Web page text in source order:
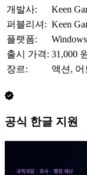
개발사:
Keen
퍼블리셔: Keen
플랫폼:
Windows
출시 가격: 31,000 원
장르:
액션, 어
공식 한글 지원